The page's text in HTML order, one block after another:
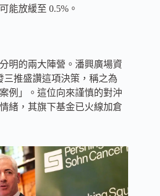
能放緩至 0.5%。
明的兩大陣營。潘興廣場資
三推盛讚這項決策，稱之為
例」。這位向來謹慎的對沖
緒，其旗下基金已火線加倉